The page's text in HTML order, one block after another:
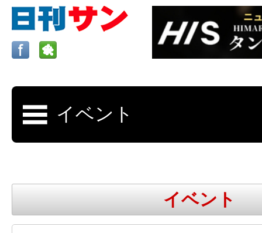
ロサンゼルスの求人、クラシファイド、地元情報など
日刊サンはロサンゼルスの日本語新
更新、求人、クラシファイドは毎週木
イベント